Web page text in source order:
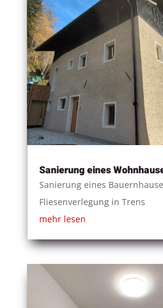
Sanierung eines
Sanierung eines
Fliesenverlegung in Trens
mehr lesen